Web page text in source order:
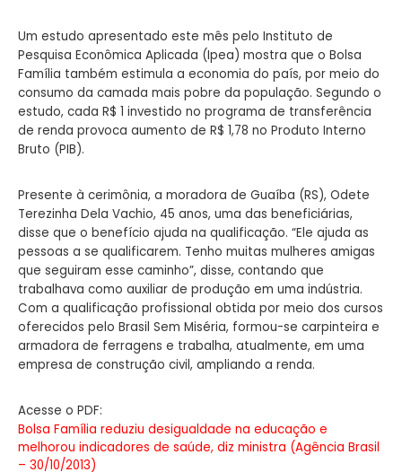
Um estudo apresentado este mês pelo Instituto de
Pesquisa Econômica Aplicada (Ipea) mostra que o Bolsa
Família também estimula a economia do país, por meio do
consumo da camada mais pobre da população. Segundo o
estudo, cada R$ 1 investido no programa de transferência
de renda provoca aumento de R$ 1,78 no Produto Interno
Bruto (PIB).
Presente à cerimônia, a moradora de Guaíba (RS), Odete
Terezinha Dela Vachio, 45 anos, uma das beneficiárias,
disse que o benefício ajuda na qualificação. “Ele ajuda as
pessoas a se qualificarem. Tenho muitas mulheres amigas
que seguiram esse caminho”, disse, contando que
trabalhava como auxiliar de produção em uma indústria.
Com a qualificação profissional obtida por meio dos cursos
oferecidos pelo Brasil Sem Miséria, formou-se carpinteira e
armadora de ferragens e trabalha, atualmente, em uma
empresa de construção civil, ampliando a renda.
Acesse o PDF:
Bolsa Família reduziu desigualdade na educação e
melhorou indicadores de saúde, diz ministra (Agência Brasil
– 30/10/2013)